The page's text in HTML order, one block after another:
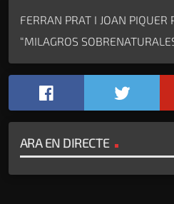
FERRAN PRAT I JOAN PIQUER
“MILAGROS
ARA EN DIRECTE